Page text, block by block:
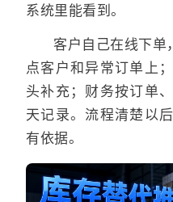
系统里能看到。
客户自己在线下单
点客户和异常订单上
头补充；财务按订单
天记录。流程清楚以
有依据。